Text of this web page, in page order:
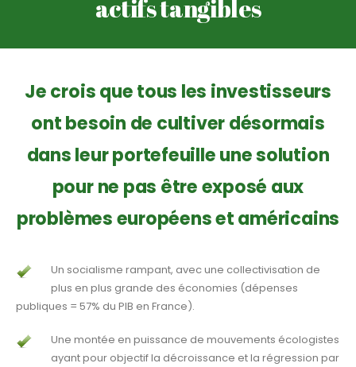
actifs tangibles
Je crois que tous les investisseurs
ont besoin de cultiver désormais
dans leur portefeuille une solution
pour ne pas être exposé aux
problèmes européens et américains
Un socialisme rampant, avec une collectivisation de
plus en plus grande des économies (dépenses
publiques = 57% du PIB en France).
Une montée en puissance de mouvements écologistes
ayant pour objectif la décroissance et la régression par